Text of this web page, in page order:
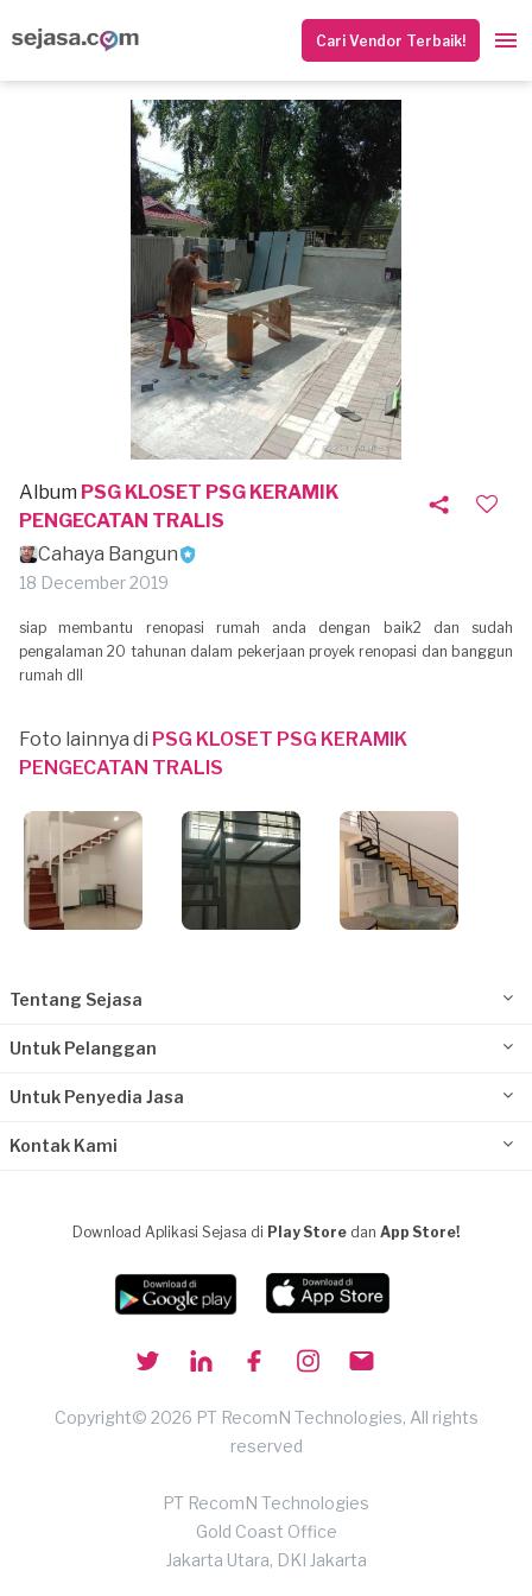
Cari Vendor Terbaik!
Album PSG KLOSET PSG KERAMIK
PENGECATAN TRALIS
Cahaya Bangun
18 December 2019
siap membantu renopasi rumah anda dengan baik2 dan sudah
pengalaman 20 tahunan dalam pekerjaan proyek renopasi dan banggun
rumah dll
Foto lainnya di PSG KLOSET PSG KERAMIK
PENGECATAN TRALIS
Tentang Sejasa
Untuk Pelanggan
Untuk Penyedia Jasa
Kontak Kami
Download Aplikasi Sejasa di Play Store dan App Store!
Copyright© 2026 PT RecomN Technologies, All rights
reserved
PT RecomN Technologies
Gold Coast Office
Jakarta Utara, DKI Jakarta